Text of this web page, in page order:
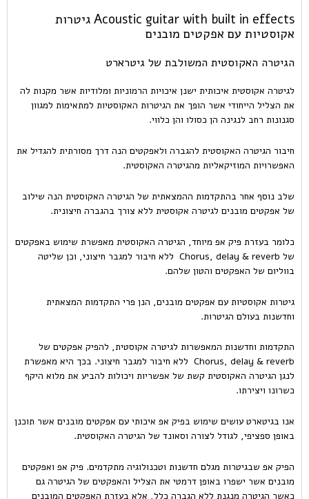
Acoustic guitar with built in effects גיטרות
אקוסטיות עם אפקטים מובנים
הגיטרה האקוסטית המשולבת של גיטרארט
לגיטרה אקוסטית איכותית ישנן איכויות הרמוניות ומלודיות אשר מקנות לה
את הצליל הייחודי אשר הופך את הגיטרות האקוסטיות למתאימות למגוון
סגנונות רחב לנגינה הן כסולו והן כלווי.
חיבור הגיטרה האקוסטית להגברה ולאפקטים הנה דרך מסורתית להגדיל את
האפשרויות המוזיקאליות מהגיטרה האקוסטית.
שלב נוסף אחר בהתקדמות ההמצאתית של הגיטרה האקוסטית הנה שילוב
של אפקטים מובנים לגיטרה אקוסטית ללא צורך בהגברה חיצונית.
כלומר בעזרת פיק אפ מיוחד, הגיטרה האקוסטית מאפשרת שימוש באפקטים
של Chorus, delay & reverb ללא חיבור למגבר חיצוני, וכן שליטה
בווליום של האפקטים והטון שלהם.
גיטרות אקוסטיות עם אפקטים מובנים, הנן פרי התקדמות המצאתית
וחדשנות בעולם הגיטרות.
התקדמות וחדשנות המאפשרות לגיטרה אקוסטית, להפיק אפקטים של
Chorus, delay & reverb ללא חיבור למגבר חיצוני. בכך היא מאפשרת
לנגן הגיטרה האקוסטית קשת של אפשריות ויכולות להביע את מלוא היקף
כשרונו ויצירתו.
אנו בגיטארט עושים שימוש בפיק אפ איכותי עם אפקטים מובנים אשר תוכנן
באופן ספציפי, לגודל לצורה וסאונד של הגיטרה האקוסטית.
הפיק אפ שבגיטרות מגלם חדשנות וטכנולוגיה מתקדמים. פיק אפ ואפקטים
מובנים אשר ישפרו באופן דרמטי את הצליל והאפקטים של הגיטרה גם
כאשר הגיטרה מנגנת ללא הגברה כלל, אלא בעזרת האפקטים המובנים